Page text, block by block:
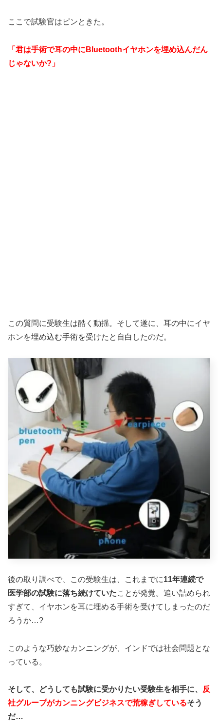
ここで試験官はピンときた。
「君は手術で耳の中にBluetoothイヤホンを埋め込んだん
じゃないか?」
この質問に受験生は酷く動揺。そして遂に、耳の中にイヤ
ホンを埋め込む手術を受けたと自白したのだ。
後の取り調べで、この受験生は、これまでに11年連続で
医学部の試験に落ち続けていたことが発覚。追い詰められ
すぎて、イヤホンを耳に埋める手術を受けてしまったのだ
ろうか…?
このような巧妙なカンニングが、インドでは社会問題とな
っている。
そして、どうしても試験に受かりたい受験生を相手に、
反
社グループがカンニングビジネスで荒稼ぎしているそう
だ…